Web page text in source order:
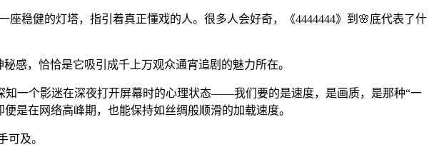
稳健的灯塔，指引着真正懂戏的人。很多人会好奇，《4444444》到🌸底代表了什
感，恰恰是它吸引成千上万观众通宵追剧的魅力所在。
一个影迷在深夜打开屏幕时的心理状态——我们要的是速度，是画质，是那种“一
是在网络高峰期，也能保持如丝绸般顺滑的加载速度。
可及。